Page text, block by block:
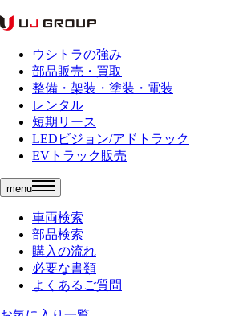
ウシトラの強み
部品販売・買取
整備・架装・塗装・電装
レンタル
短期リース
LEDビジョン/アドトラック
EVトラック販売
menu
車両検索
部品検索
購入の流れ
必要な書類
よくあるご質問